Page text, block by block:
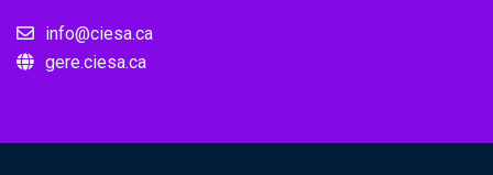
info@ciesa.ca
gere.ciesa.ca